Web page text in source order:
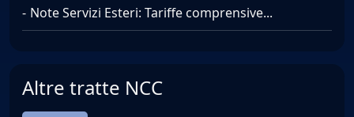
Note Servizi Esteri: Tariffe comprensive...
Altre tratte NCC